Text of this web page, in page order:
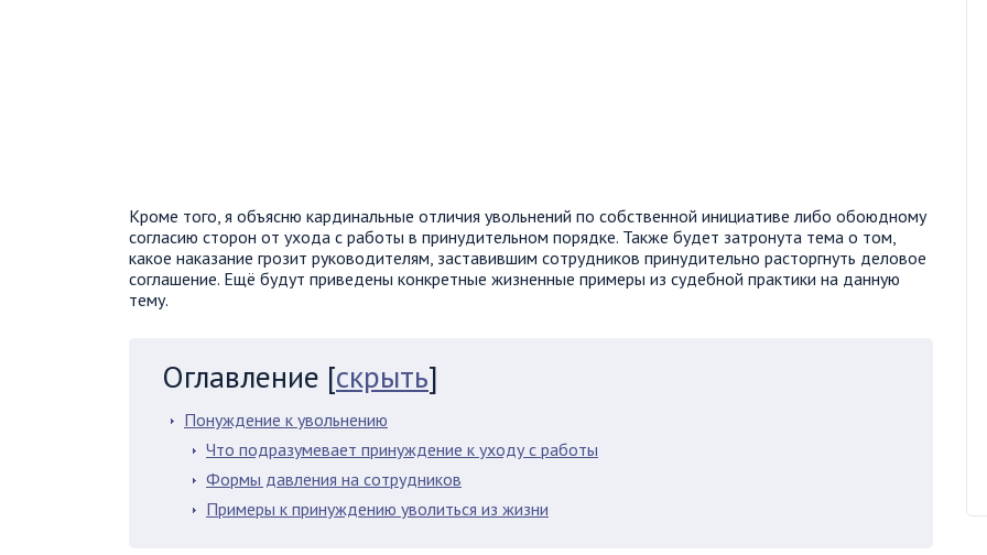
Кроме того, я объясню кардинальные отличия увольнений по собственной инициативе либо обоюдному
согласию сторон от ухода с работы в принудительном порядке. Также будет затронута тема о том,
какое наказание грозит руководителям, заставившим сотрудников принудительно расторгнуть деловое
соглашение. Ещё будут приведены конкретные жизненные примеры из судебной практики на данную
тему.
Оглавление [скрыть]
Понуждение к увольнению
Что подразумевает принуждение к уходу с работы
Формы давления на сотрудников
Примеры к принуждению уволиться из жизни